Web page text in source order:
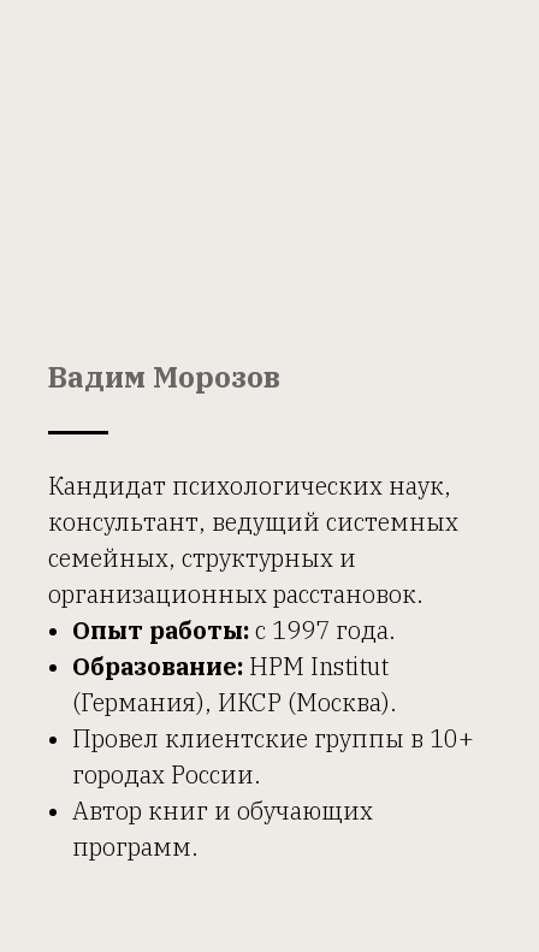
Вадим Морозов
Кандидат психологических наук,
консультант, ведущий системных
семейных, структурных и
организационных расстановок.
Опыт работы:с 1997 года.
Образование: HPM Institut
(Германия), ИКСР (Москва).
Провел клиентские группы в 10+
городах России.
Автор книг и обучающих
программ.